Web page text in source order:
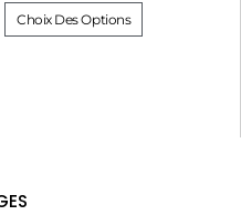
Choix Des Options